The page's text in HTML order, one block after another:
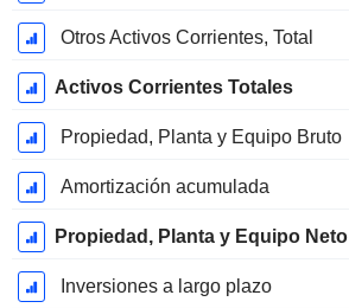
Otros Activos Corrientes, Total
Activos Corrientes Totales
Propiedad, Planta y Equipo Bruto
Amortización acumulada
Propiedad, Planta y Equipo Neto
Inversiones a largo plazo